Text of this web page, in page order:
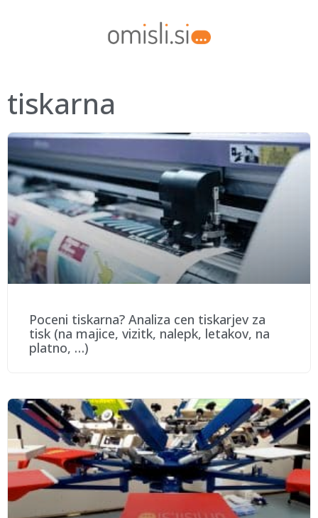
tiskarna
Poceni tiskarna? Analiza cen tiskarjev za
tisk (na majice, vizitk, nalepk, letakov, na
platno, …)